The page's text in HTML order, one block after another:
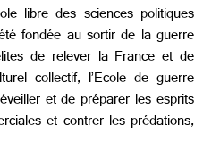
libre des sciences politiques
fondée au sortir de la guerre
de relever la France et de
collectif, l’Ecole de guerre
et de préparer les esprits
et contrer les prédations,